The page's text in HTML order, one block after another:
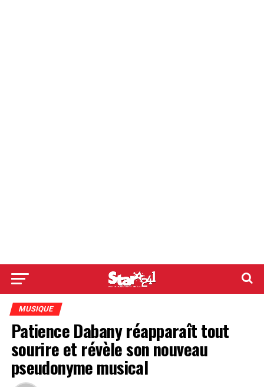
MUSIQUE
Patience Dabany réapparaît tout
sourire et révèle son nouveau
pseudonyme musical